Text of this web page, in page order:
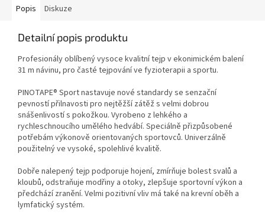
Popis Diskuze
Detailní popis produktu
Profesionály oblíbený vysoce kvalitní tejp v ekonimickém balení
31 m návinu, pro časté tejpování ve fyzioterapii a sportu.
PINOTAPE® Sport nastavuje nové standardy se senzační
pevností přilnavosti pro nejtěžší zátěž s velmi dobrou
snášenlivostí s pokožkou. Vyrobeno z lehkého a
rychleschnoucího umělého hedvábí. Speciálně přizpůsobené
potřebám výkonově orientovaných sportovců. Univerzálně
použitelný ve vysoké, spolehlivé kvalitě.
Dobře nalepený tejp podporuje hojení, zmírňuje bolest svalů a
kloubů, odstraňuje modřiny a otoky, zlepšuje sportovní výkon a
předchází zranění. Velmi pozitivní vliv má také na krevní oběh a
lymfatický systém.